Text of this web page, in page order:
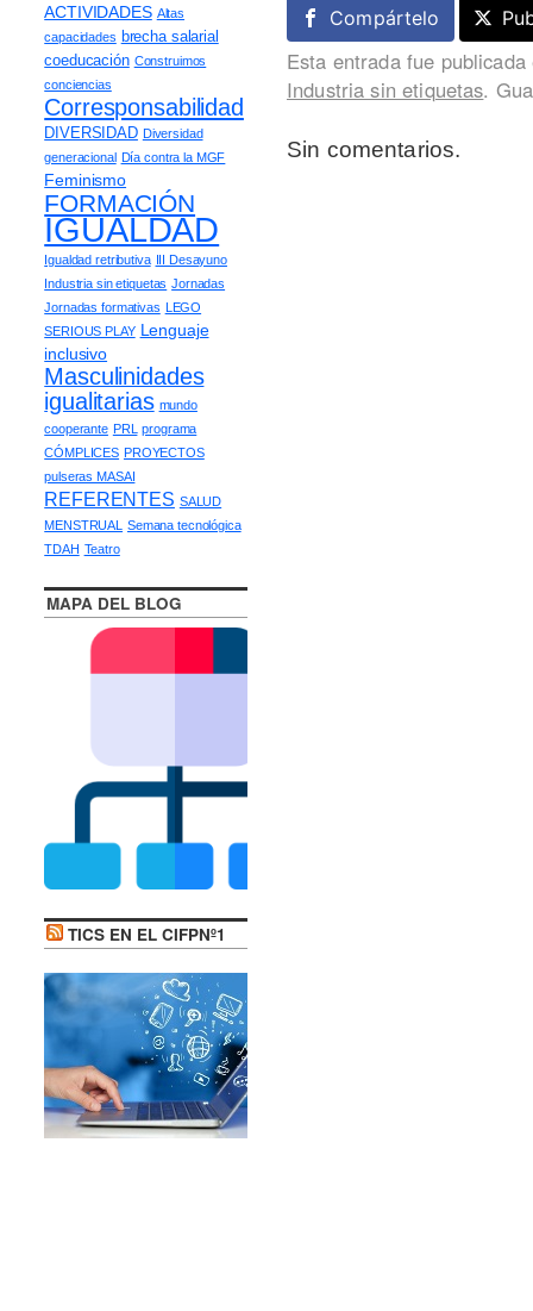
Compártelo
Esta entrada fue
Industria sin etiquetas.
Sin comentarios.
ACTIVIDADES Altas
capacidades brecha salarial
coeducación Construimos
conciencias
Corresponsabilidad
DIVERSIDAD Diversidad
generacional Día contra la MGF
Feminismo
FORMACIÓN
IGUALDAD
Igualdad retributiva III Desayuno
Industria sin etiquetas Jornadas
Jornadas formativas LEGO
SERIOUS PLAY Lenguaje
inclusivo
Masculinidades
igualitarias mundo
cooperante PRL
programa
CÓMPLICES PROYECTOS
pulseras MASAI
REFERENTES SALUD
MENSTRUAL
Semana tecnológica
TDAH Teatro
MAPA DEL BLOG
TICS EN EL CIFPNº1